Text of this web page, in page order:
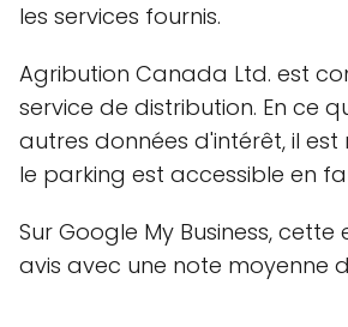
les services fournis.
Agribution Canada Ltd. est
service de distribution. En ce
autres données d'intérêt, il
le parking est accessible en
Sur Google My Business, cette
avis avec une note moyenne